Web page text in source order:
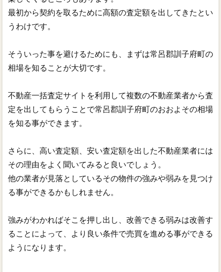
最初から契約を取るために高額の査定額を出してきたとい
うわけです。
そういった事を避けるためにも、まずは常呂郡訓子府町の
相場を知ることが大切です。
不動産一括査定サイトを利用して複数の不動産業者から査
定を出してもらうことで常呂郡訓子府町のおおよその相場
を知る事ができます。
さらに、高い査定額、安い査定額を出した不動産業者には
その理由をよく聞いてみると良いでしょう。
他の業者が見落としているその物件の強みや弱みを見つけ
る事ができるかもしれません。
強みがわかればそこを押し出し、改善できる弱みは改善す
ることによって、より良い条件で売買を進める事ができる
ようになります。